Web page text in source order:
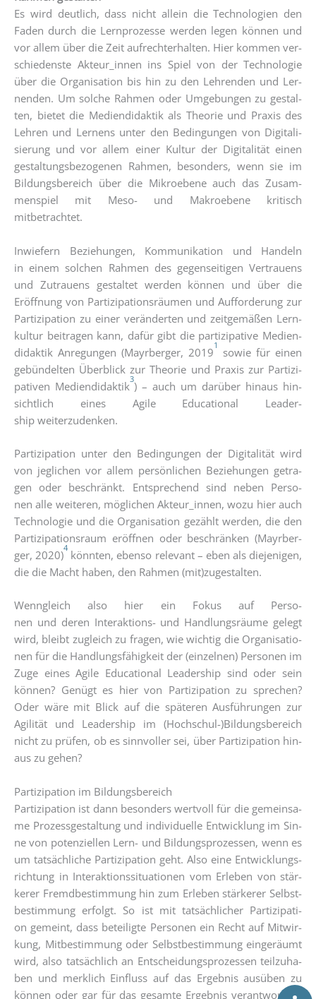
Es wird deut­lich, dass nicht allein die Tech­no­lo­gien den
Faden durch die Lern­pro­zes­se wer­den legen kön­nen und
vor allem über die Zeit auf­recht­erhal­ten. Hier kom­men ver­
schie­dens­te Akteur_innen ins Spiel von der Tech­no­lo­gie
über die Orga­ni­sa­ti­on bis hin zu den Leh­ren­den und Ler­
nen­den. Um sol­che Rah­men oder Umge­bun­gen zu gestal­
ten, bie­tet die Medi­en­di­dak­tik als Theo­rie und Pra­xis des
Leh­ren und Ler­nens unter den Bedin­gun­gen von Digi­ta­li­
sie­rung und vor allem einer Kul­tur der Digi­ta­li­tät einen
gestal­tungs­be­zo­ge­nen Rah­men, beson­ders, wenn sie im
Bil­dungs­be­reich über die Mikroebe­ne auch das Zusam­
men­spiel mit Meso- und Makro­ebe­ne kri­tisch
mitbetrachtet.
Inwie­fern Bezie­hun­gen, Kom­mu­ni­ka­ti­on und Han­deln
in einem sol­chen Rah­men des gegen­sei­ti­gen Ver­trau­ens
und Zutrau­ens gestal­tet wer­den kön­nen und über die
Eröff­nung von Par­ti­zi­pa­ti­ons­räu­men und Auf­for­de­rung zur
Par­ti­zi­pa­ti­on zu einer ver­än­der­ten und zeit­ge­mä­ßen Lern­
kul­tur bei­tra­gen kann, dafür gibt die par­ti­zi­pa­ti­ve Medi­en­
di­dak­tik Anre­gun­gen (Mayr­ber­ger, 20191
sowie für einen
gebün­del­ten Über­blick zur Theo­rie und Pra­xis zur Par­ti­zi­
pa­ti­ven Medi­en­di­dak­tik3) – auch um dar­über hin­aus hin­
sicht­lich eines Agi­le Edu­ca­tio­nal Lea­der­
ship weiterzudenken.
Par­ti­zi­pa­ti­on unter den Bedin­gun­gen der Digi­ta­li­tät wird
von jeg­li­chen vor allem per­sön­li­chen Bezie­hun­gen getra­
gen oder beschränkt. Ent­spre­chend sind neben Per­so­
nen alle wei­te­ren, mög­li­chen Akteur_innen, wozu hier auch
Tech­no­lo­gie und die Orga­ni­sa­ti­on gezählt wer­den, die den
Par­ti­zi­pa­ti­ons­raum eröff­nen oder beschrän­ken (Mayr­ber­
ger, 2020)4 könn­ten, eben­so rele­vant – eben als die­je­ni­gen,
die die Macht haben, den Rah­men (mit)zugestalten.
Wenn­gleich also hier ein Fokus auf Per­so­
nen und deren Inter­ak­ti­ons- und Hand­lungs­räu­me gelegt
wird, bleibt zugleich zu fra­gen, wie wich­tig die Orga­ni­sa­tio­
nen für die Hand­lungs­fä­hig­keit der (ein­zel­nen) Per­so­nen im
Zuge eines Agi­le Edu­ca­tio­nal Lea­der­ship sind oder sein
kön­nen? Genügt es hier von Par­ti­zi­pa­ti­on zu spre­chen?
Oder wäre mit Blick auf die spä­te­ren Aus­füh­run­gen zur
Agi­li­tät und Lea­der­ship im (Hochschul-)Bildungsbereich
nicht zu prü­fen, ob es sinn­vol­ler sei, über Par­ti­zi­pa­ti­on hin­
aus zu gehen?
Partizipation im Bildungsbereich
Par­ti­zi­pa­ti­on ist dann beson­ders wert­voll für die gemein­sa­
me Pro­zess­ge­stal­tung und indi­vi­du­el­le Ent­wick­lung im Sin­
ne von poten­zi­el­len Lern- und Bil­dungs­pro­zes­sen, wenn es
um tat­säch­li­che Par­ti­zi­pa­ti­on geht. Also eine Ent­wick­lungs­
rich­tung in Inter­ak­ti­ons­si­tua­tio­nen vom Erle­ben von stär­
ke­rer Fremd­be­stim­mung hin zum Erle­ben stär­ke­rer Selbst­
be­stim­mung erfolgt. So ist mit tat­säch­li­cher Par­ti­zi­pa­ti­
on gemeint, dass betei­lig­te Per­so­nen ein Recht auf Mit­wir­
kung, Mit­be­stim­mung oder Selbst­be­stim­mung ein­ge­räumt
wird, also tat­säch­lich an Ent­schei­dungs­pro­zes­sen teil­zu­ha­
ben und merk­lich Ein­fluss auf das Ergeb­nis aus­üben zu
kön­nen oder gar für das gesam­te Ergeb­nis ver­ant­wort­lich